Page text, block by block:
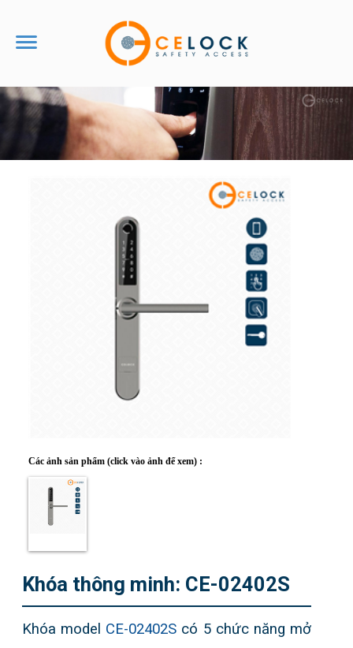
DỊCH VỤ
Đặt hàng
Các ảnh sản phẩm (click vào ảnh để xem) :
Khóa thông minh: CE-02402S
Khóa model CE-02402S có 5 chức năng mở